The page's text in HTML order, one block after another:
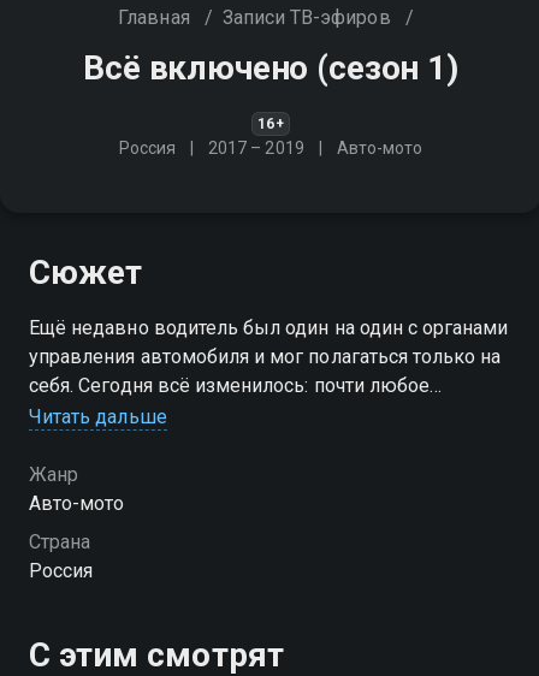
Главная / Записи ТВ-эфиров /
Всё включено (сезон 1)
16+
Россия 2017 – 2019 Авто-мото
Сюжет
Ещё недавно водитель был один на один с органами
управления автомобиля и мог полагаться только на
себя. Сегодня всё изменилось: почти любое
современное авто напичкано вспомогательными
водителя
Посмотреть онлайн 1 сезон сериала Всё включено
вы можете совершенно бесплатно в хорошем HD
Читать дальше
Жанр
Авто-мото
Страна
Россия
С этим смотрят